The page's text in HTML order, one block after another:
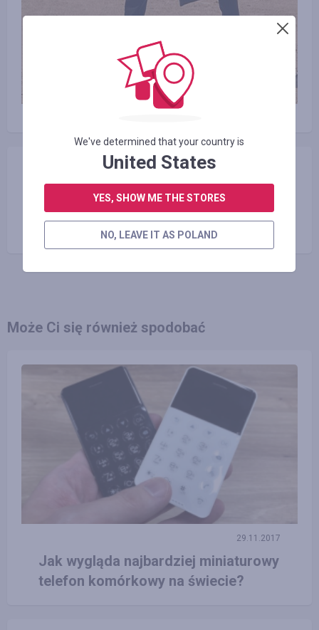
Kopiuj link
Może Ci się również spodobać
29.11.2017
Jak wygląda najbardziej miniaturowy
telefon komórkowy na świecie?
We've determined that your country is
United States
YES, SHOW ME THE STORES
NO, LEAVE IT AS POLAND